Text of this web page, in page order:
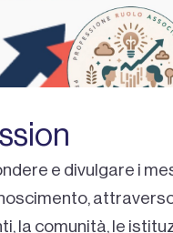
e divulgare i
la comunità, le